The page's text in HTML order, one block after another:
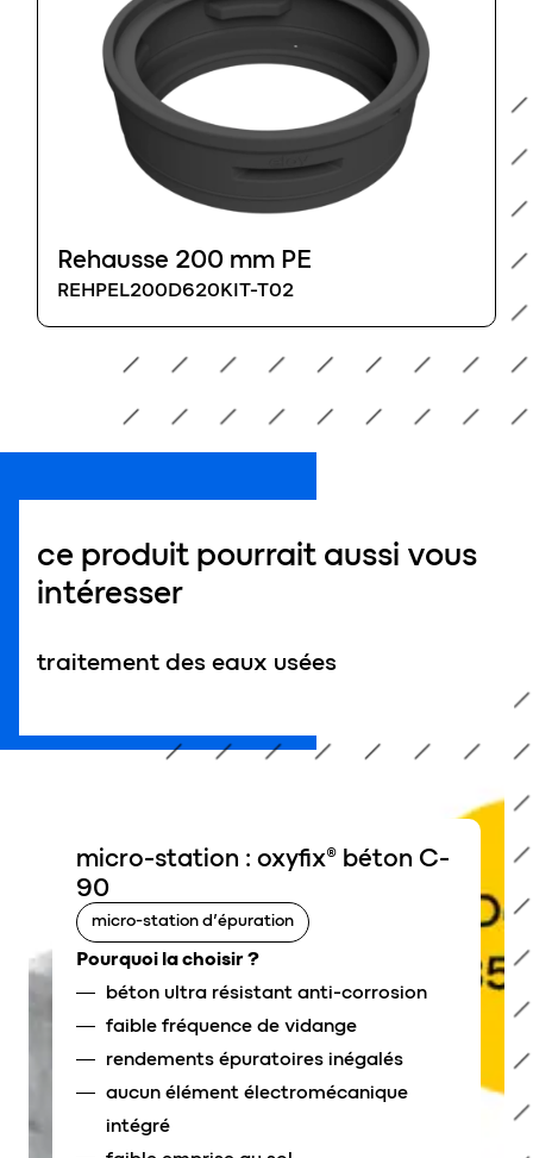
Rehausse 200 mm PE
REHPEL200D620KIT-T02
ce produit pourrait aussi vous
intéresser
traitement des eaux usées
micro-station : oxyfix® béton C-
90
micro-station d’épuration
Pourquoi la choisir ?
béton ultra résistant anti-corrosion
faible fréquence de vidange
rendements épuratoires inégalés
aucun élément électromécanique
intégré